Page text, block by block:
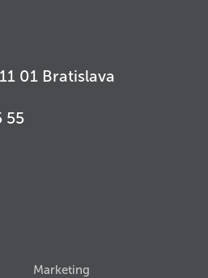
01 Bratislava
55
Marketing